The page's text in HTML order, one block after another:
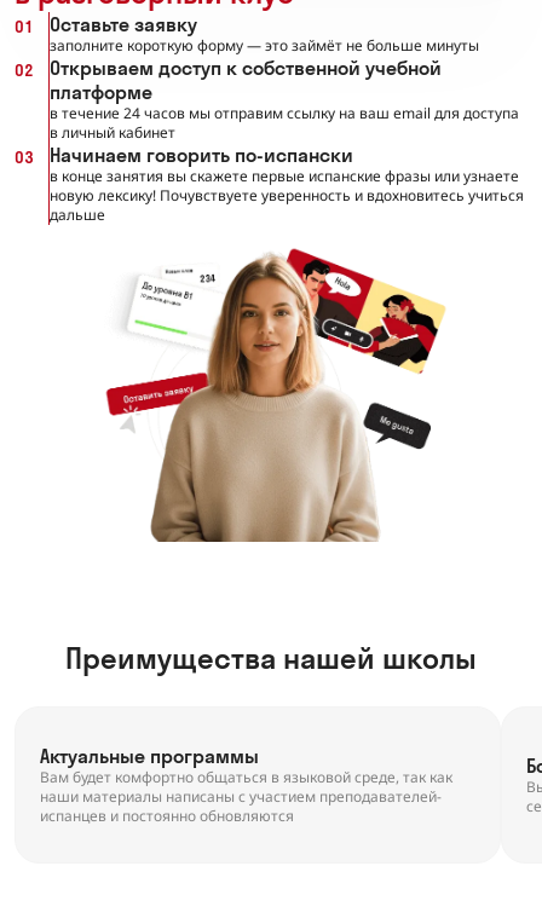
01 Оставьте заявку
заполните короткую форму — это займёт не больше минуты
02
Открываем доступ к собственной учебной
платформе
в течение 24 часов мы отправим ссылку на ваш email для доступа
в личный кабинет
03 Начинаем говорить по-испански
в конце занятия вы скажете первые испанские фразы или узнаете
новую лексику! Почувствуете уверенность и вдохновитесь учиться
дальше
Преимущества нашей школы
Актуальные программы
Вам будет комфортно общаться в языковой среде, так как
наши материалы написаны с участием преподавателей-
испанцев и постоянно обновляются